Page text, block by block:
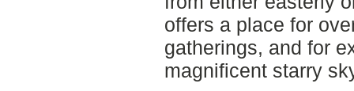
offers a place for
gatherings, and for
magnificent starry